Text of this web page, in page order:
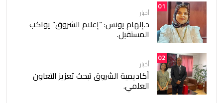
01
أخبار
د.إلهام يونس: “إعلام الشروق” يواكب
المستقبل.
02
أخبار
أكاديمية الشروق تبحث تعزيز التعاون
العلمي.